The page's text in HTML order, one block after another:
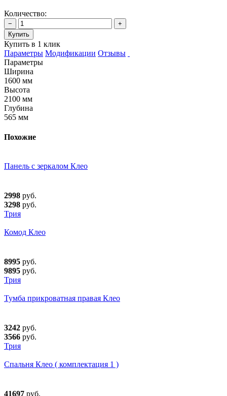
Количество:
−
+
Купить
Купить в 1 клик
Параметры Модификации Отзывы
Параметры
Ширина
1600 мм
Высота
2100 мм
Глубина
565 мм
Похожие
Панель с зеркалом Клео
2998 руб.
3298 руб.
Трия
Комод Клео
8995 руб.
9895 руб.
Трия
Тумба прикроватная правая Клео
3242 руб.
3566 руб.
Трия
Спальня Клео ( комплектация 1 )
41697 руб.